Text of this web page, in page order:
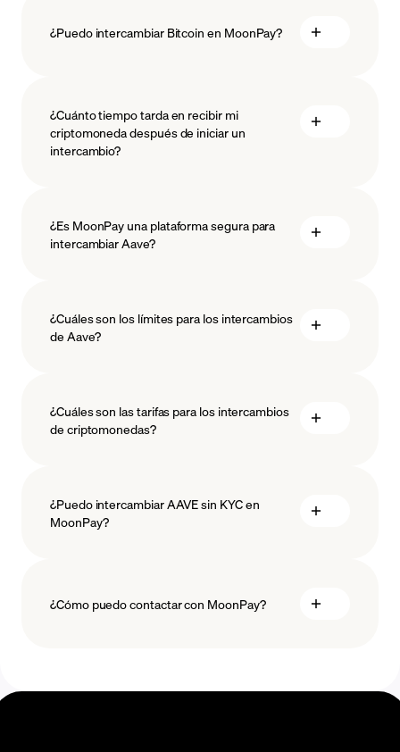
¿Puedo intercambiar Bitcoin en MoonPay?
¿Cuánto tiempo tarda en recibir mi
criptomoneda después de iniciar un
intercambio?
¿Es MoonPay una plataforma segura para
intercambiar Aave?
salvaguardar
¿Cuáles son los límites para los intercambios
de Aave?
¿Cuáles son las tarifas para los intercambios
de criptomonedas?
¿Puedo intercambiar AAVE sin KYC en
MoonPay?
¿Cómo puedo contactar con MoonPay?